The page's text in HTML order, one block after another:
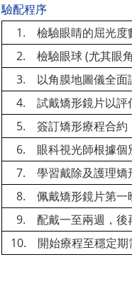
驗配程序
1. 檢驗眼睛的屈光度
2. 檢驗眼球 (尤其眼
3. 以角膜地圖儀全面
4. 試戴矯形鏡片以評
5. 簽訂矯形療程合約
6. 眼科視光師根據個
7. 學習戴除及護理矯
8. 佩戴矯形鏡片第一
9. 配戴一至兩週，後
10. 開始療程至穩定期